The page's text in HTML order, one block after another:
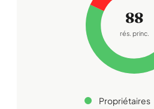
88
rés. princ.
Propriétaires